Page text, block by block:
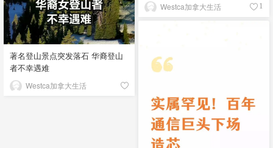
Westca加拿大生活 1
著名登山景点突发落石 华裔登山
者不幸遇难
Westca加拿大生活